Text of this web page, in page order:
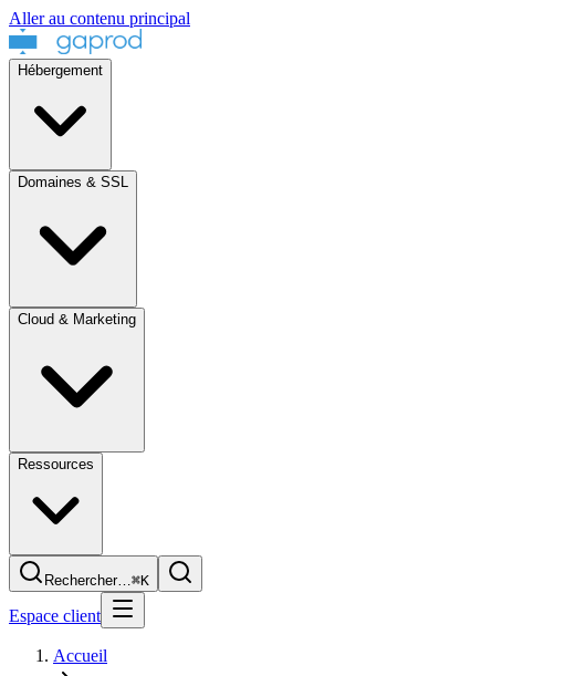
Aller au contenu principal
Hébergement
Domaines & SSL
Cloud & Marketing
Ressources
Rechercher…⌘K
Espace client
Accueil